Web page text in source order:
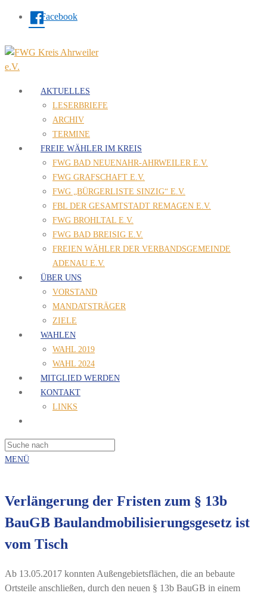
Facebook
AKTUELLES
LESERBRIEFE
ARCHIV
TERMINE
FREIE WÄHLER IM KREIS
FWG BAD NEUENAHR-AHRWEILER E.V.
FWG GRAFSCHAFT E.V.
FWG „BÜRGERLISTE SINZIG“ E.V.
FBL DER GESAMTSTADT REMAGEN E.V.
FWG BROHLTAL E.V.
FWG BAD BREISIG E.V.
FREIEN WÄHLER DER VERBANDSGEMEINDE
ADENAU E.V.
ÜBER UNS
VORSTAND
MANDATSTRÄGER
ZIELE
WAHLEN
WAHL 2019
WAHL 2024
MITGLIED WERDEN
KONTAKT
LINKS
MENÜ
Verlängerung der Fristen zum § 13b
BauGB Baulandmobilisierungsgesetz ist
vom Tisch
Ab 13.05.2017 konnten Außengebietsflächen, die an bebaute
Ortsteile anschließen, durch den neuen § 13b BauGB in einem